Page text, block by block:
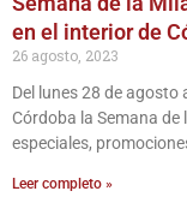
en el interior de
26 agosto, 2023
Del lunes 28 de agosto
Córdoba la Semana
especiales,
Leer completo »